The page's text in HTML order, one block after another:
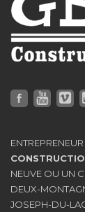
NEUVE OU UN
DEUX-
JOSEPH-DU-